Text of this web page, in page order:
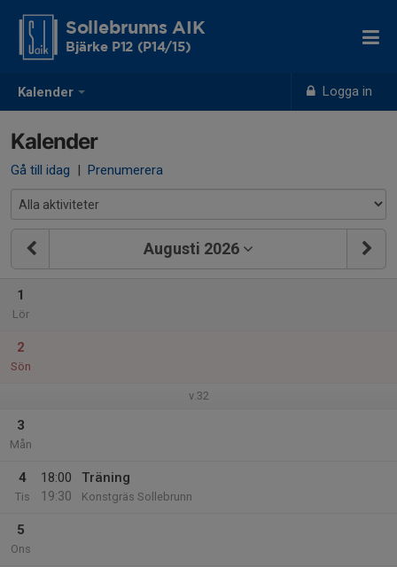
Kalender Logga in
Sollebrunns AIK
Bjärke P12 (P14/15)
Kalender
Gå till idag | Prenumerera
Augusti 2026
1
Lör
2
Sön
v.32
3
Mån
4
Tis
18:00
19:30
Träning
Konstgräs Sollebrunn
5
Ons